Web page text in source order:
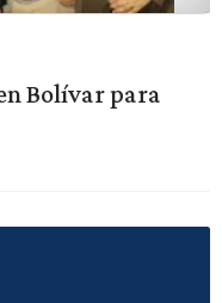
Bolívar para